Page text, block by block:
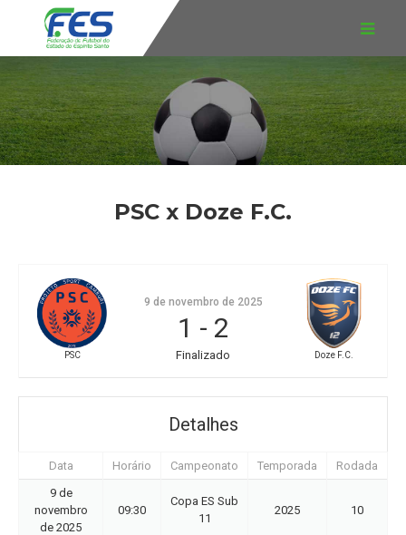
PSC x Doze F.C.
PSC Doze F.C.
9 de novembro de 2025
1 - 2
Finalizado
Detalhes
Data Horário Campeonato Temporada
Rodada
9 de
novembro
de 2025
09:30
Copa ES Sub
11
2025 10